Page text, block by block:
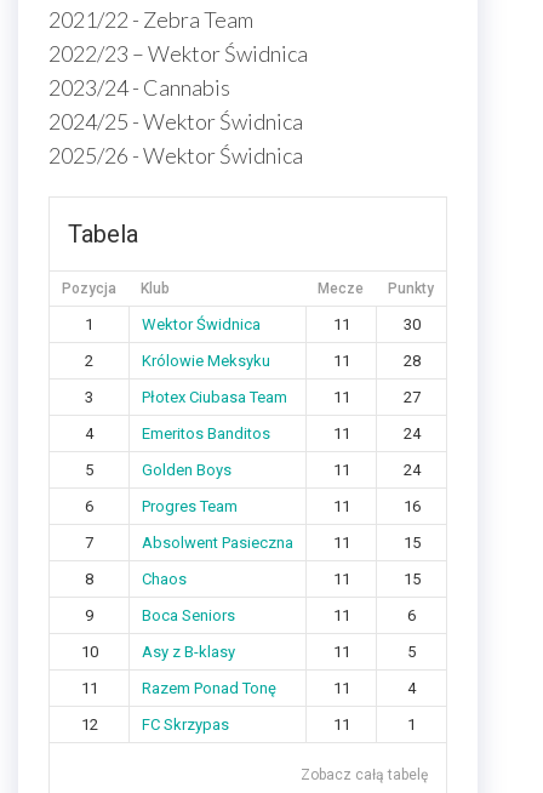
2021/22 - Zebra Team
2022/23 – Wektor Świdnica
2023/24 - Cannabis
2024/25 - Wektor Świdnica
2025/26 - Wektor Świdnica
Tabela
Pozycja Klub Mecze Punkty
1 Wektor Świdnica 11
30
2
Królowie Meksyku 11
28
3
Płotex Ciubasa Team 11
27
4
Emeritos Banditos 11
24
5
Golden Boys 11
24
6
Progres Team 11
16
7
Absolwent Pasieczna 11
15
8
Chaos 11
15
9
Boca Seniors 11
6
10
Asy z B-klasy 11
5
11
Razem Ponad Tonę 11
4
12
FC Skrzypas 11 1
Zobacz całą tabelę